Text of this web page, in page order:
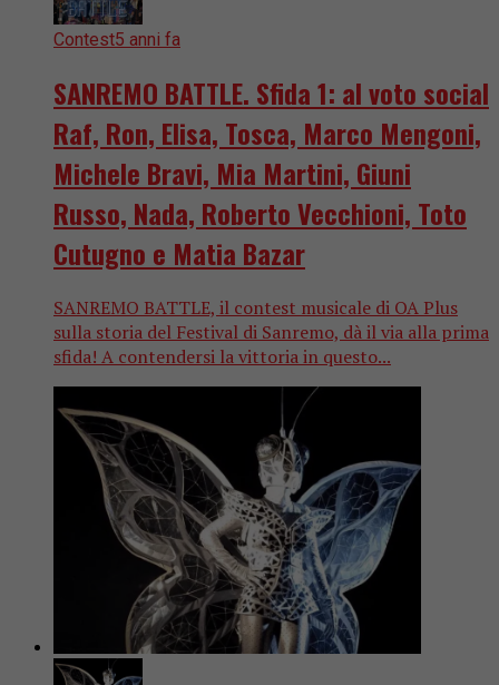
Contest5 anni fa
SANREMO BATTLE. Sfida 1: al voto social
Raf, Ron, Elisa, Tosca, Marco Mengoni,
Michele Bravi, Mia Martini, Giuni
Russo, Nada, Roberto Vecchioni, Toto
Cutugno e Matia Bazar
SANREMO BATTLE, il contest musicale di OA Plus
sulla storia del Festival di Sanremo, dà il via alla prima
sfida! A contendersi la vittoria in questo...